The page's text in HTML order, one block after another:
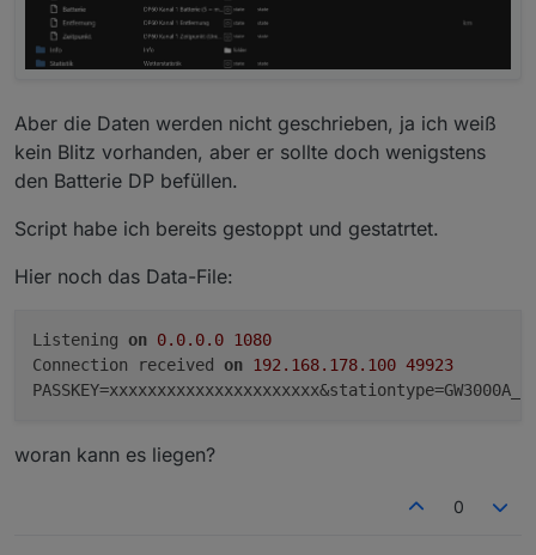
Aber die Daten werden nicht geschrieben, ja ich weiß
kein Blitz vorhanden, aber er sollte doch wenigstens
den Batterie DP befüllen.
Script habe ich bereits gestoppt und gestatrtet.
Hier noch das Data-File:
Listening on 0.0.0.0 1080
Connection received on 192.168.178.100 49923
woran kann es liegen?
0